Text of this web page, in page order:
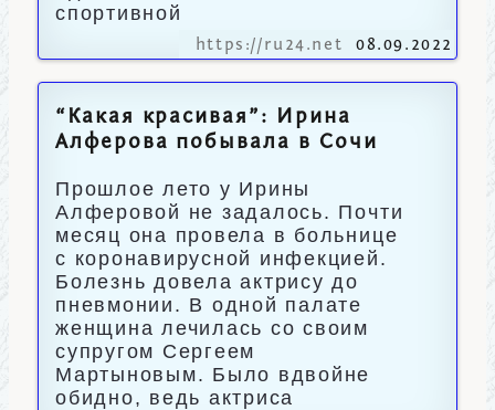
спортивной
https://ru24.net 08.09.2022
“Какая красивая”: Ирина
Алферова побывала в Сочи
Прошлое лето у Ирины
Алферовой не задалось. Почти
месяц она провела в больнице
с коронавирусной инфекцией.
Болезнь довела актрису до
пневмонии. В одной палате
женщина лечилась со своим
супругом Сергеем
Мартыновым. Было вдвойне
обидно, ведь актриса